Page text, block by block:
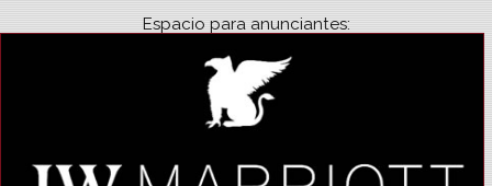
Espacio para anunciantes: